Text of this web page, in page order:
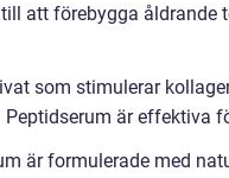
att förebygga åldrande
som stimulerar
är effektiva
är formulerade med